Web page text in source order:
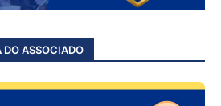
DO ASSOCIADO